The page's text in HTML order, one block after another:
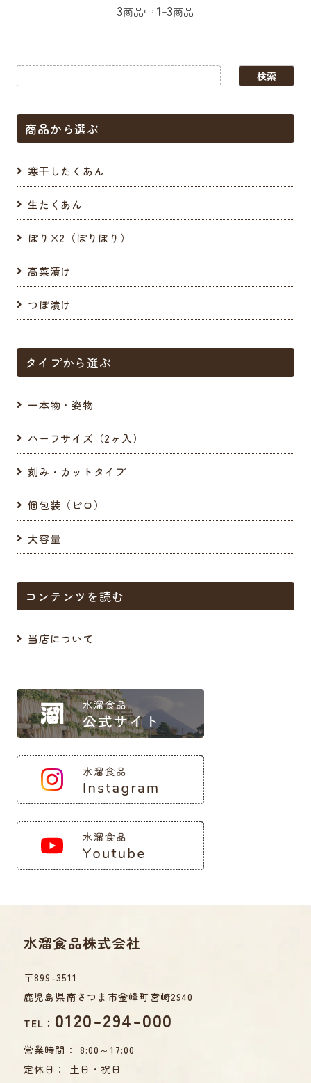
3商品中 1-3商品
商品から選ぶ
寒干したくあん
生たくあん
ぽり×2（ぽりぽり）
高菜漬け
つぼ漬け
タイプから選ぶ
一本物・姿物
ハーフサイズ（2ヶ入）
刻み・カットタイプ
個包装（ピロ）
大容量
コンテンツを読む
当店について
水溜食品株式会社
〒899-3511
鹿児島県南さつま市金峰町宮崎2940
TEL： 0120-294-000
営業時間： 8:00～17:00
定休日： 土日・祝日